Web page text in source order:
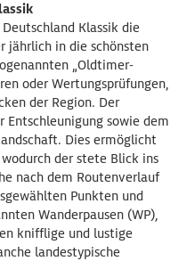
Klassik die
jährlich in die schönsten
„Oldtimer-
oder Wertungsprüfungen,
der Region. Der
Entschleunigung sowie dem
Dies ermöglicht
der stete Blick ins
nach dem Routenverlauf
Punkten und
Wanderpausen (WP),
knifflige und lustige
landestypische